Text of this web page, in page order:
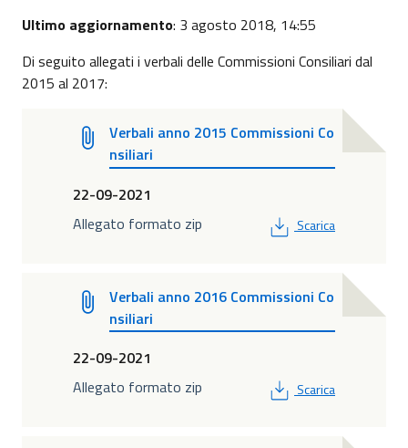
Ultimo aggiornamento: 3 agosto 2018, 14:55
Di seguito allegati i verbali delle Commissioni Consiliari dal
2015 al 2017:
Verbali anno 2015 Commissioni Co
nsiliari
22-09-2021
Allegato formato zip
PDF
Scarica
Verbali anno 2016 Commissioni Co
nsiliari
22-09-2021
Allegato formato zip
PDF
Scarica